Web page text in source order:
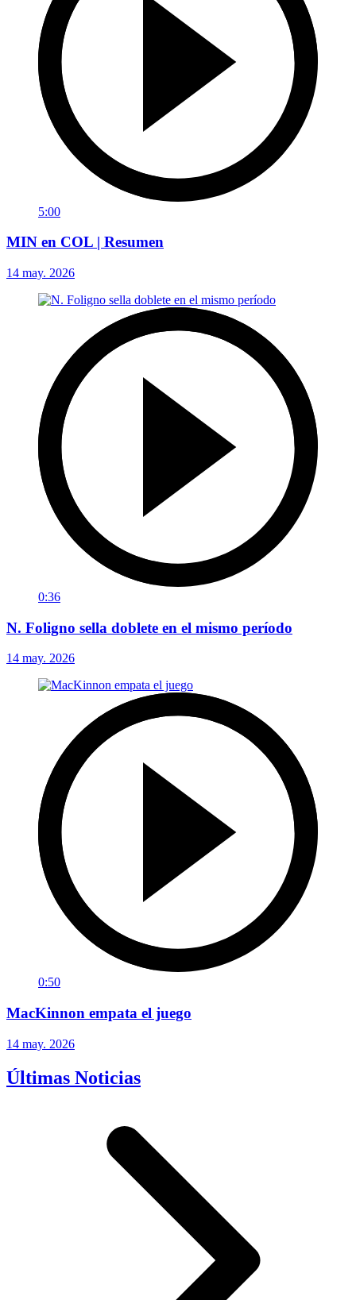
5:00
MIN en COL | Resumen
14 may. 2026
0:36
N. Foligno sella doblete en el mismo período
14 may. 2026
0:50
MacKinnon empata el juego
14 may. 2026
Últimas Noticias